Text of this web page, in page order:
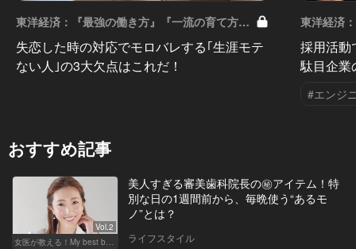
東洋経済：『最強の働き方』『一流の育て方』
Vol.29
失恋した時の対応でモロバレする｢生涯モテ
ない人｣の3大欠点はこれだ！
東洋経済
Vol.28
採用活動
駄目企業
#エンジ
おすすめ記事
Vol.2
女医が教える！My best beauty
美人すぎる審美歯科院長の㊙アイテム！特
別な日の1週間前から、毎晩使う“あるモ
ノ”とは？
ライフスタイル